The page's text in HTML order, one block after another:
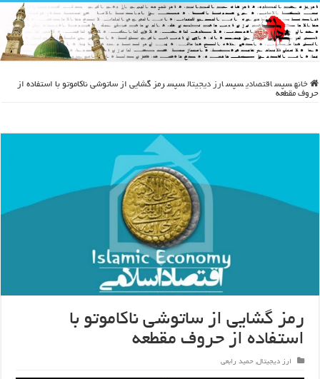
خانه سپس اقتصادی سپس ارز دیجیتال سپس رمز گشایی از ساتوشی ناکاموتو با استفاده از
حروف مقطعه
رمز گشایی از ساتوشی ناکاموتو با
استفاده از حروف مقطعه
ارز دیجیتال,حمید رابعی